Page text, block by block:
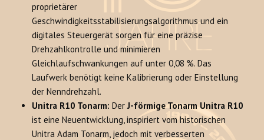
proprietärer
Geschwindigkeitsstabilisierungsalgorithmus und ein
digitales Steuergerät sorgen für eine präzise
Drehzahlkontrolle und minimieren
Gleichlaufschwankungen auf unter 0,08 %. Das
Laufwerk benötigt keine Kalibrierung oder Einstellung
der Nenndrehzahl.
Unitra R10 Tonarm: DerJ-förmige Tonarm Unitra R10
ist eine Neuentwicklung, inspiriert vom historischen
Unitra Adam Tonarm, jedoch mit verbesserten